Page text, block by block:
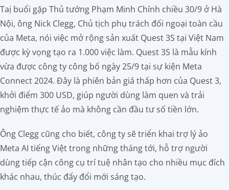
Tải về
Đăng
ký
Taị buổi gặp Thủ tướng Phạm Minh Chính chiều 30/9 ở Hà
Nội, ông Nick Clegg, Chủ tịch phụ trách đối ngoại toàn cầu
của Meta, nói việc mở rộng sản xuất Quest 3S tại Việt Nam
được kỳ vọng tạo ra 1.000 việc làm. Quest 3S là mẫu kính
vừa được công ty công bố ngày 25/9 tại sự kiện Meta
Connect 2024. Đây là phiên bản giá thấp hơn của Quest 3,
khởi điểm 300 USD, giúp người dùng làm quen và trải
nghiệm thực tế ảo mà không cần đầu tư số tiền lớn.
Ông Clegg cũng cho biết, công ty sẽ triển khai trợ lý ảo
Meta AI tiếng Việt trong những tháng tới, hỗ trợ người
dùng tiếp cận công cụ trí tuệ nhân tạo cho nhiều mục đích
khác nhau, thúc đẩy đổi mới sáng tạo.